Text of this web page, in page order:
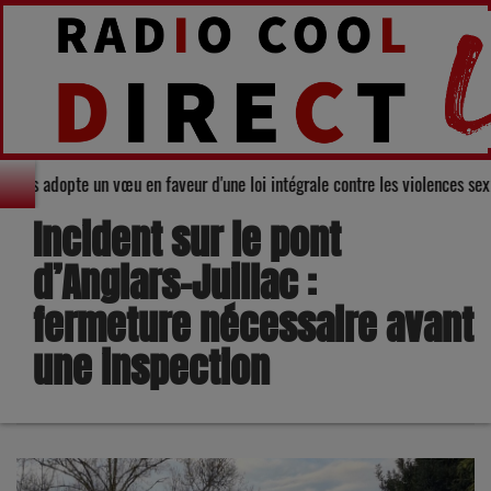
du Gers adopte un vœu en faveur d'une loi intégrale contre les
Incident sur le pont
d’Anglars-Juillac :
fermeture nécessaire avant
une inspection